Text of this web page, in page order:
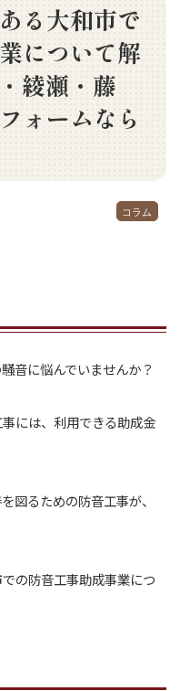
る大和市で
について解
綾瀬・藤
ォームなら
コラム
音に悩んでいませんか？
には、利用できる助成金
図るための防音工事が、
の防音工事助成事業につ